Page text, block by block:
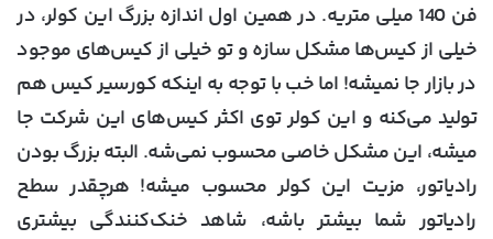
فن 140 میلی متریه. در همین اول اندازه بزرگ این کولر، در
خیلی از کیس‌ها مشکل سازه و تو خیلی از کیس‌های موجود
در بازار جا نمیشه! اما خب با توجه به اینکه کورسیر کیس هم
تولید می‌کنه و این کولر توی اکثر کیس‌های این شرکت جا
میشه، این مشکل خاصی محسوب نمی‌شه. البته بزرگ بودن
رادیاتور، مزیت این کولر محسوب میشه! هرچقدر سطح
رادیاتور شما بیشتر باشه، شاهد خنک‌کنندگی بیشتری